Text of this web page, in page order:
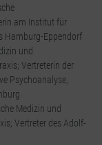
am Institut für
Hamburg-Eppendorf
und
Vertreterin der
Psychoanalyse,
Medizin und
Vertreter des Adolf-